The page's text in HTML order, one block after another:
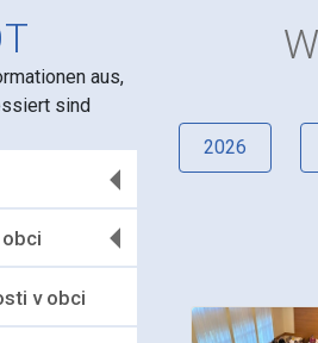
aus,
sind
v obci
2026